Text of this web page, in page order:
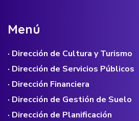
Menú
· Dirección de Cultura y Turismo
· Dirección de Servicios Públicos
· Dirección Financiera
· Dirección de Gestión de Suelo
· Dirección de Planificación